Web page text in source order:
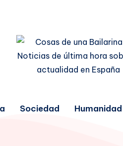
Sociedad Humanidad